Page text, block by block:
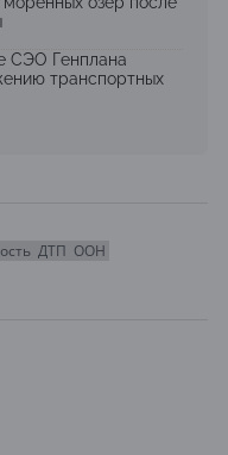
СЭО Генплана
транспортных
ДТП ООН